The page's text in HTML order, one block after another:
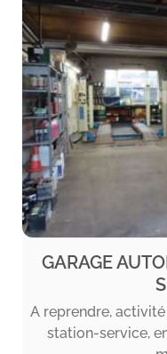
GARAGE
A reprendre,
station-service,